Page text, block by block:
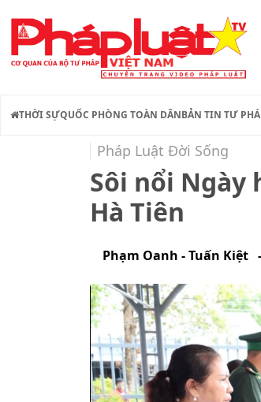
THỜI SỰQUỐC PHÒNG TOÀN DÂNBẢN TIN TƯ
Pháp Luật Đời Sống
Sôi nổi Ngày
Hà Tiên
Phạm Oanh - Tuấn Kiệt